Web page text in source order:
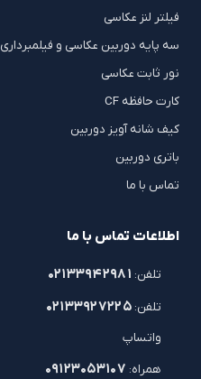
فیلتر لنز عکاسی
سه پایه دوربین عکاسی و فیلمبرداری
نور ثابت عکاسی
کارت حافظه CF
کیف شانه آویز دوربین
باتری دوربین
تماس با ما
اطلاعات تماس با ما
تلفن: ۰۲۱۳۳۹۴۲۹۸۱
تلفن: ۰۲۱۳۳۹۲۷۲۲۵
واتساپ
همراه: ۰۹۱۲۳۰۵۳۱۰۷